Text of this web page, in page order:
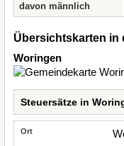
davon männlich
Übersichtskarten in
Woringen
Steuersätze in